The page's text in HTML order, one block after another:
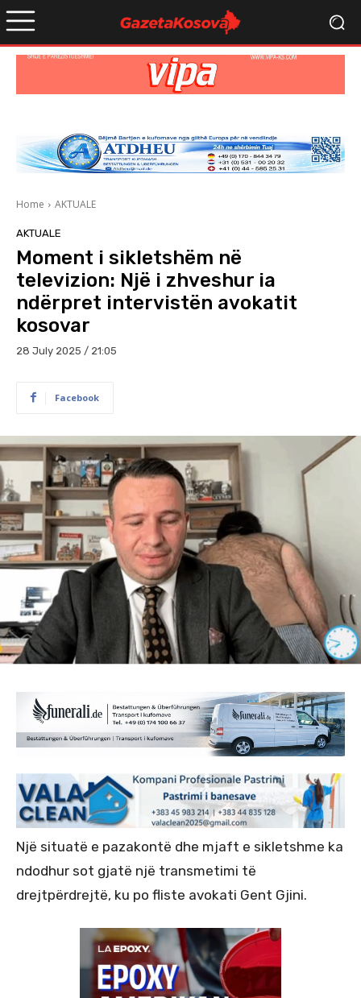
Home AKTUALE
AKTUALE
Moment i sikletshëm në
televizion: Një i zhveshur ia
ndërpret intervistën avokatit
kosovar
28 July 2025 / 21:05
Facebook
Një situatë e pazakontë dhe mjaft e sikletshme ka
ndodhur sot gjatë një transmetimi të
drejtpërdrejtë, ku po fliste avokati Gent Gjini.